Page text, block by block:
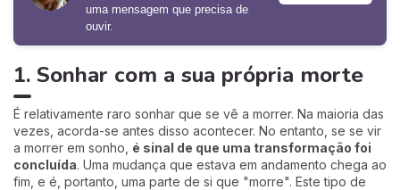
uma mensagem que precisa de
ouvir.
1. Sonhar com a sua própria morte
É relativamente raro sonhar que se vê a morrer. Na maioria das
vezes, acorda-se antes disso acontecer. No entanto, se se vir
a morrer em sonho, é sinal de que uma transformação foi
concluída. Uma mudança que estava em andamento chega ao
fim, e é, portanto, uma parte de si que "morre". Este tipo de